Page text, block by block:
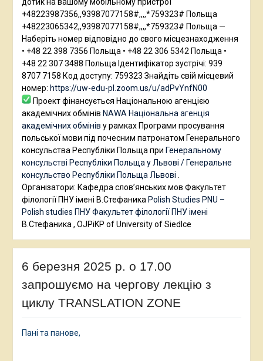
дотик на вашому мобільному пристрої
+48223987356,,93987077158#,,,,*759323# Польща
+48223065342,,93987077158#,,,,*759323# Польща —
Наберіть номер відповідно до свого місцезнаходження
• +48 22 398 7356 Польща • +48 22 306 5342 Польща •
+48 22 307 3488 Польща Ідентифікатор зустрічі: 939
8707 7158 Код доступу: 759323 Знайдіть свій місцевий
номер: https://uw-edu-pl.zoom.us/u/adPvYnfN00
Проект фінансується Національною агенцією
академічних обмінів NAWA Національна агенція
академічних обмінів у рамках Програми просування
польської мови під почесним патронатом Генерального
консульства Республіки Польща при Генеральному
консульстві Республіки Польща у Львові / Генеральне
консульство Республіки Польща Львові .
Організатори: Кафедра слов’янських мов Факультет
філології ПНУ імені В.Стефаника Polish Studies PNU –
Polish studies ПНУ Факультет філології ПНУ імені
В.Стефаника , OJPiKP of University of Siedlce
6 березня 2025 р. о 17.00
запрошуємо на чергову лекцію з
циклу TRANSLATION ZONE
Пані та панове,